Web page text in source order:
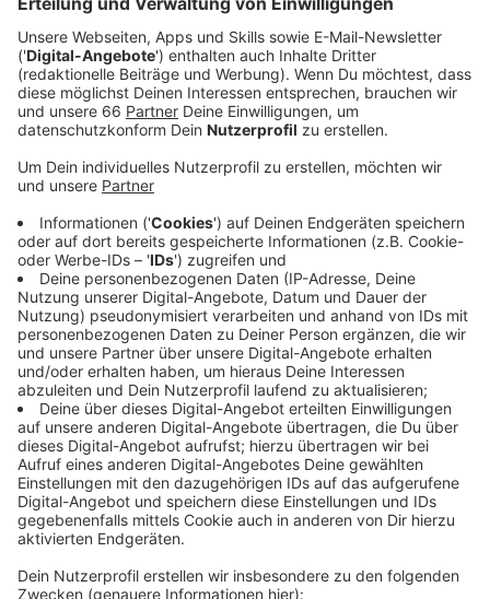
Arbeitschutzmaßnahmen in Betrieben sei das nur
begrenzt möglich, da die Mitarbeitenden für einige
Tätigkeiten vor Ort sein müssten.
Wer im Homeoffice arbeitet, wird im zuständigen
seien aufgefordert, so viel wie möglich aus dem
physischen Kontakte auf ein Minimum zu
reduzieren. Schätzungweise arbeiten im Durchschnitt
aktuell 55 bis 65 Prozent aller Mitarbeitendenaus
dem Homeoffice.
Die Mitarbeitenden im Homeoffice haben einen
Laptop, mit dem sie von zu Hause aus arbeiten können.
Zudem gibt es verschiedene Video- und Telefontools
für digitale Konferenzen. Eine Präsenz im
Dienstgebäude ist daher nicht nötig.
Henkel
Bei Henkel arbeiten zur Zeit rund 5.600 Menschen in